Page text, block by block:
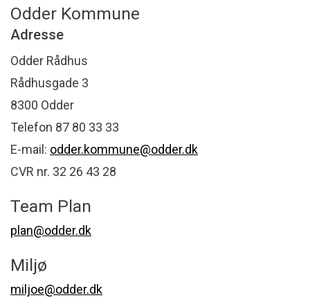
Odder Kommune
Adresse
Odder Rådhus
Rådhusgade 3
8300 Odder
Telefon 87 80 33 33
E-mail: odder.kommune@odder.dk
CVR nr. 32 26 43 28
Team Plan
plan@odder.dk
Miljø
miljoe@odder.dk